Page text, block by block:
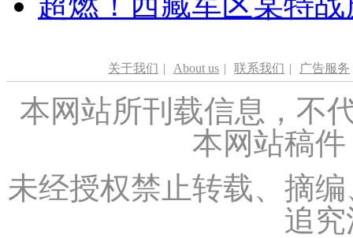
关于我们 | About us | 联系我们 | 广告服务
本网站所刊载信息，不
本网站稿
未经授权禁止转载、摘
追